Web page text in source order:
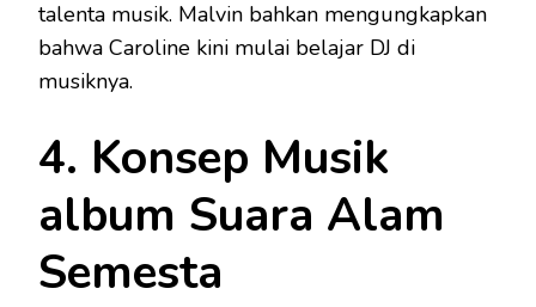
talenta musik. Malvin bahkan mengungkapkan
bahwa Caroline kini mulai belajar DJ di
musiknya.
4. Konsep Musik
album Suara Alam
Semesta